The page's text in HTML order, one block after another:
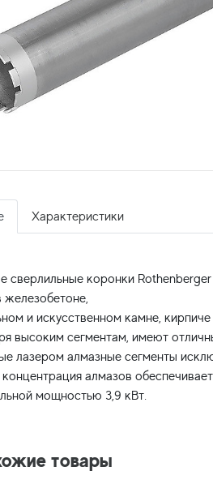
Характеристики
сверлильные коронки
и искусственном камне,
высоким сегментам, имеют
лазером алмазные сегменты
алмазов
товары